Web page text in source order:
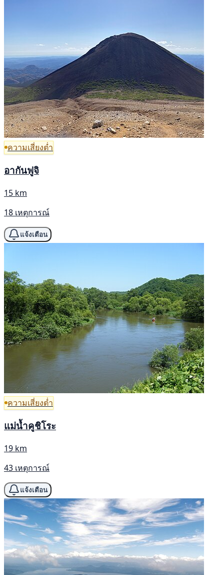
ความเสี่ยงต่ำ
อากันฟูจิ
15 km
18 เหตุการณ์
แจ้งเตือน
ความเสี่ยงต่ำ
แม่น้ำคูชิโระ
19 km
43 เหตุการณ์
แจ้งเตือน